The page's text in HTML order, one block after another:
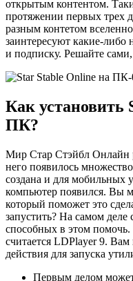
открытым контентом.
протяжении первых трех
разным контетом
заинтересуют какие-либо
и подписку. Решайте
Как установить
ПК?
Мир Стар Стэйбл Онлайн
него появилось
создана и для мобильных
компьютер появился. Вы
который поможет это
запустить? На самом
способных в этом
считается LDPlayer 9.
действия для запуска
Первым делом